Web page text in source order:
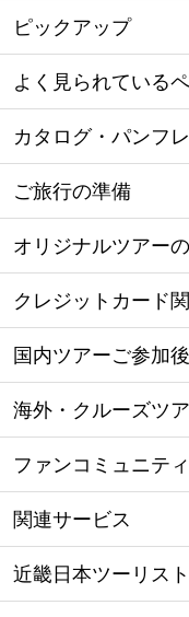
ピックアップ
よく見られている
カタログ・パンフ
ご旅行の準備
オリジナルツアー
クレジットカード
国内ツアーご参加
海外・クルーズツ
ファンコミュニティ
関連サービス
近畿日本ツーリス